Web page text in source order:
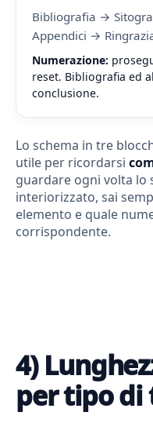
Bibliografia →
Appendici →
Numerazione:
reset. Bibliografia ed
conclusione.
Lo schema in tre
utile per ricordarsi
guardare ogni volta lo
interiorizzato, sai
elemento e quale
corrispondente.
4)
per tipo di